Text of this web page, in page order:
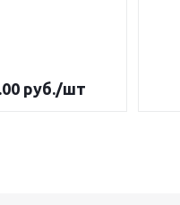
руб./шт